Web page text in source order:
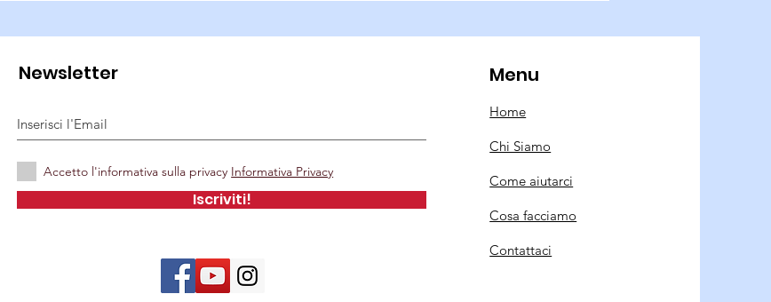
Newsletter
Accetto l'informativa sulla privacy Informativa Privacy
Iscriviti!
Menu
Home
Chi Siamo
Come aiutarci
Cosa facciamo
Contattaci